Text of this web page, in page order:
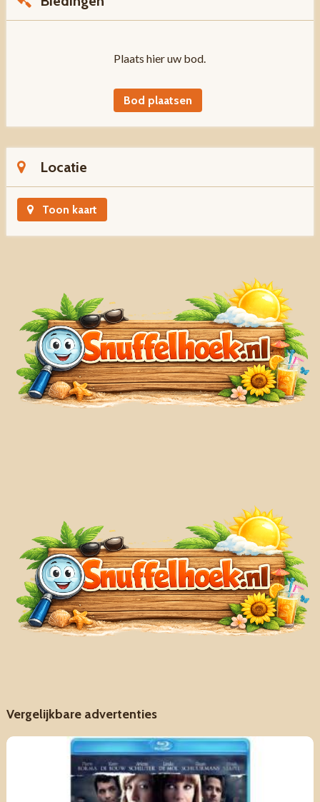
Plaats hier uw bod.
Bod plaatsen
Locatie
Toon kaart
Vergelijkbare advertenties